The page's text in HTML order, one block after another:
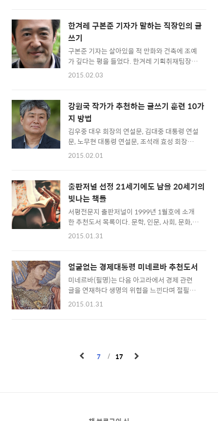
었다. 본문의 글도 좋았지만 그보다 더 좋았던
건 도정일 교수의 수업을 직접 들었던 제자들이
남겨놓은 댓글들이었다. 마치 영화..
시아 마르케스의 백년의 고독, 존스튜어트 밀의
정치경제학 원리, 플라톤의 법률, 장 자크 루소
의 사회계약론, 함석언의 생각하는 백성이라야
산다, 이반 일리치의 교육사회에서의 탈출, 셰익
스피어의 햄릿, 재러드 다이아몬드의 총·균·쇠
등이 있다. 1. 거대한 전환 - 칼 폴라니2. 광장 -
개) - 공자(리링)6. 도덕감정론 - 아담 스미스7.
동아시아의 전쟁과 평화 - 이삼성8..
한겨레 구본준 기자가 말하는 직장인의 글
쓰기
구본준 기자는 살아있을 적 만화와 건축에 조예
가 깊다는 평을 들었다. 한겨레 기획취재팀장·
기동취재팀장·문화부 대중문화팀장을 거치며
비로 돌연사했다. 평소 구본준 기자의 글을 읽어
오던 이들은 충격에 빠졌다. 소셜네트워크서비
스를 비롯해 인터넷 세상에도 애도의 물결이 이
어졌다. 구본준 기자의 글을 검색하다 우연히 어
느 출판사 편집자의 글을 읽었다. 구본준 기자가
글쓰기 책을 준비하고 있었다고 했다. 안타깝지
구본준 기자가 세바시에 출연해 '직장인의 글쓰
기'를 주제로 강단에 올랐던 영상이 유튜브에 올
려져있다. 영상으로 보는 것..
2015.02.03
강원국 작가가 추천하는 글쓰기 훈련 10가
지 방법
김우중 대우 회장의 연설문, 김대중 대통령 연설
문, 노무현 대통령 연설문, 조석래 효성 회장의
연설문까지. 강원국 작가는 25년간 직상생활을
쓰기'라는 책으로 알려진 강원국 작가는 조선비
즈와의 인터뷰에서 어떻게 하면 글을 잘 쓸 수
있는지 글쓰기 훈련 방법을 10가지로 나눠 소개
했다. 1. 첨삭 지도 글은 실전에서 익혀야 한다.
주변에 글쓰기 멘토를 찾아라. 그에게 보여주고
고쳐달라고 해라. 그 방법이 가장 좋다. 2. 함께
평한다. 모임에서 가장 잘 쓰는 사람 수준으로
상향평준화된다. 3. 흉내 내기 스승도 동무도 없
으면..
2015.02.01
출판저널 선정 21세기에도 남을 20세기의
빛나는 책들
서평전문지 출판저널이 1999년 1월호에 소개
한 추천도서 목록이다. 문학, 인문, 사회, 문화,
예술, 과학 등 각 분야 전문가 100인의 추천을
추천을 받은 저자는 미셸 푸코로 총 5권이 목록
에 올랐다. 20세기 한국 고전 1. 이광수 - 무정2.
한용운 - 님의 침묵3. 홍명희 - 임꺽정4. 정인보
- 양명학연론5. 백남운 - 조선사회경제사6. 임
화 - 문학의 논리7. 서정주 - 화사집8. 홍이섭 -
2015.01.31
얼굴없는 경제대통령 미네르바 추천도서
미네르바(필명)는 다음 아고라에서 경제 관련
글을 연재하다 생명의 위협을 느낀다며 절필을
선언했다. 고구마 파는 늙은이라고 자신을 소개
수사해야 한다고 했을 정도로 영향력이 대단했
다. 미네르바가 아고라 글 속에서 추천했던 책들
2015.01.31
7 17